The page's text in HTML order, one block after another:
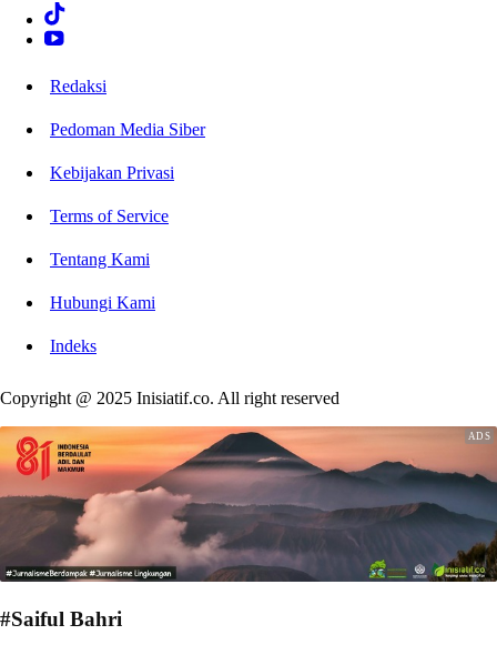
Redaksi
Pedoman Media Siber
Kebijakan Privasi
Terms of Service
Tentang Kami
Hubungi Kami
Indeks
Copyright @ 2025 Inisiatif.co. All right reserved
#Saiful Bahri